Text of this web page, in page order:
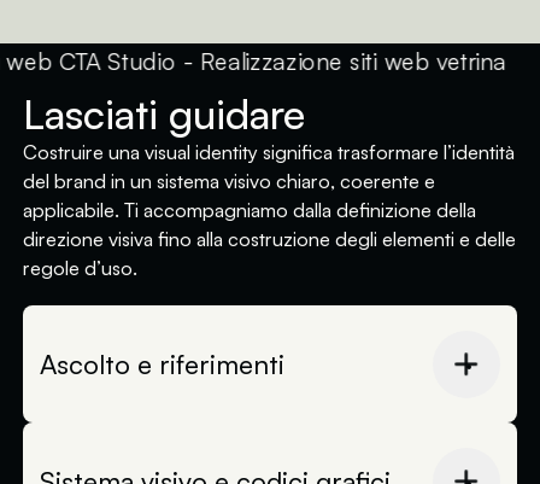
Lasciati guidare
Costruire una visual identity significa trasformare l’identità
del brand in un sistema visivo chiaro, coerente e
applicabile. Ti accompagniamo dalla definizione della
direzione visiva fino alla costruzione degli elementi e delle
regole d’uso.
Ascolto e riferimenti
valori, sul tono, sull’immaginario e sul modo in